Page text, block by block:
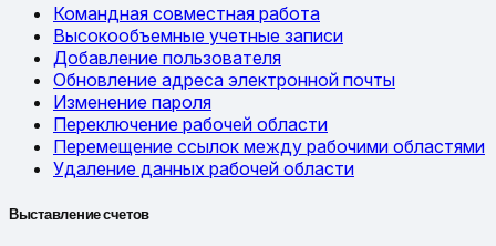
Командная совместная работа
Высокообъемные учетные записи
Добавление пользователя
Обновление адреса электронной почты
Изменение пароля
Переключение рабочей области
Перемещение ссылок между рабочими областями
Удаление данных рабочей области
Выставление счетов